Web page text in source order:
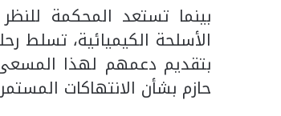
بينما تستعد المحكمة
الأسلحة الكيميائية، تسلط
بتقديم دعمهم لهذا
حازم بشأن الانتهاكات